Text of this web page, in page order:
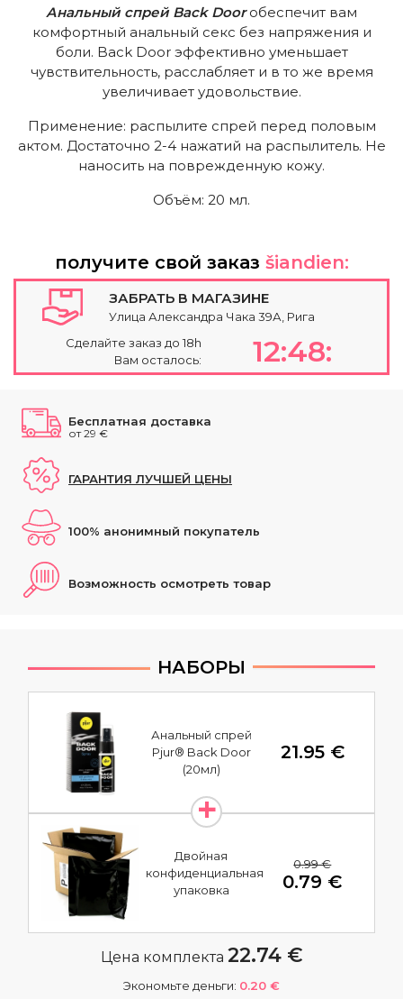
Анальный спрей Back Doorобеспечит вам
комфортный анальный секс без напряжения и
боли. Back Door эффективно уменьшает
чувствительность, расслабляет и в то же время
увеличивает удовольствие.
Применение: распылите спрей перед половым
актом. Достаточно 2-4 нажатий на распылитель. Не
наносить на поврежденную кожу.
Объём: 20 мл.
получите свой заказ šiandien:
ЗАБРАТЬ В МАГАЗИНЕ
Улица Александра Чака 39А, Рига
Сделайте заказ до 18h
Вам осталось:
12:48:
Бесплатная доставка
от 29 €
ГАРАНТИЯ ЛУЧШЕЙ ЦЕНЫ
100% анонимный покупатель
Возможность осмотреть товар
НАБОРЫ
Анальный спрей
Pjur® Back Door
(20мл)
21.95 €
Двойная
конфиденциальная
упаковка
0.99 €
0.79 €
Цена комплекта 22.74 €
Экономьте деньги: 0.20 €